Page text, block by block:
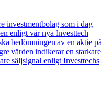
investmentbolag som i dag
enligt vår nya Investtech
bedömningen av en aktie på
värden indikerar en starkare
säljsignal enligt Investtechs